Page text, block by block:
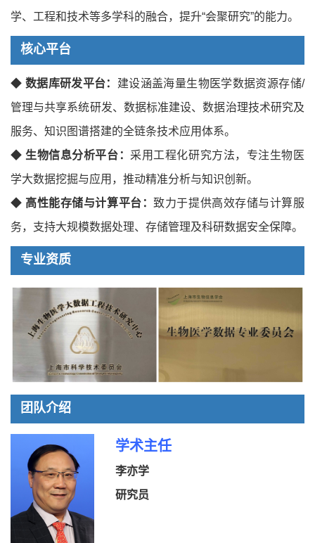
学、工程和技术等多学科的融合，提升“会聚研究”的能力。
核心平台
◆ 数据库研发平台： 建设涵盖海量生物医学数据资源存储/
管理与共享系统研发、数据标准建设、数据治理技术研究及
服务、知识图谱搭建的全链条技术应用体系。
◆ 生物信息分析平台： 采用工程化研究方法，专注生物医
学大数据挖掘与应用，推动精准分析与知识创新。
◆ 高性能存储与计算平台：致力于提供高效存储与计算服
务，支持大规模数据处理、存储管理及科研数据安全保障。
专业资质
团队介绍
学术主任
李亦学
研究员